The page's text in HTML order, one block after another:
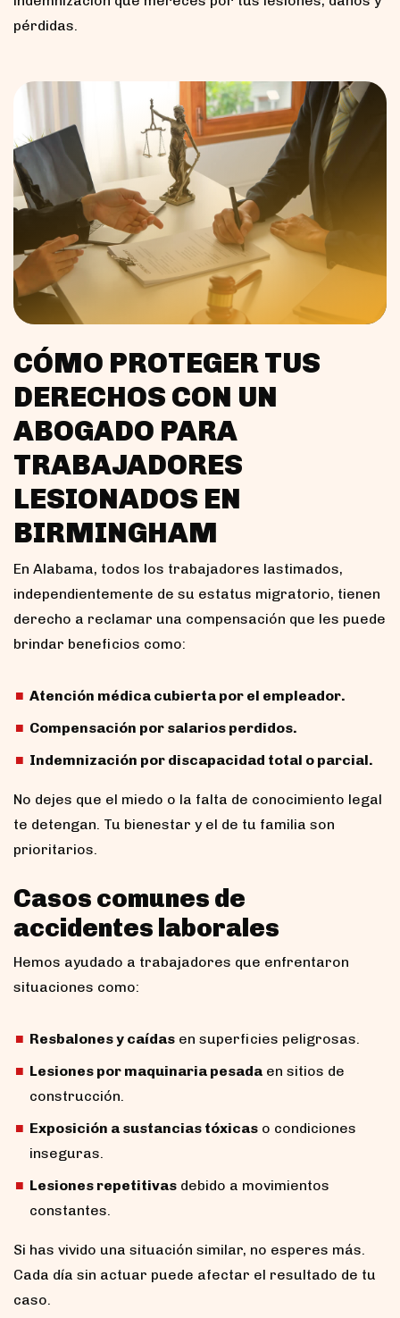
pérdidas.
CÓMO PROTEGER TUS
DERECHOS CON UN
ABOGADO PARA
TRABAJADORES
LESIONADOS EN
BIRMINGHAM
En Alabama, todos los trabajadores lastimados,
independientemente de su estatus migratorio, tienen
derecho a reclamar una compensación que les puede
brindar beneficios como:
Atención médica cubierta por el empleador.
Compensación por salarios perdidos.
Indemnización por discapacidad total o parcial.
No dejes que el miedo o la falta de conocimiento legal
te detengan. Tu bienestar y el de tu familia son
prioritarios.
Casos comunes de
accidentes laborales
Hemos ayudado a trabajadores que enfrentaron
situaciones como:
Resbalones y caídas en superficies peligrosas.
Lesiones por maquinaria pesada en sitios de
construcción.
Exposición a sustancias tóxicas o condiciones
inseguras.
Lesiones repetitivas debido a movimientos
constantes.
Si has vivido una situación similar, no esperes más.
Cada día sin actuar puede afectar el resultado de tu
caso.